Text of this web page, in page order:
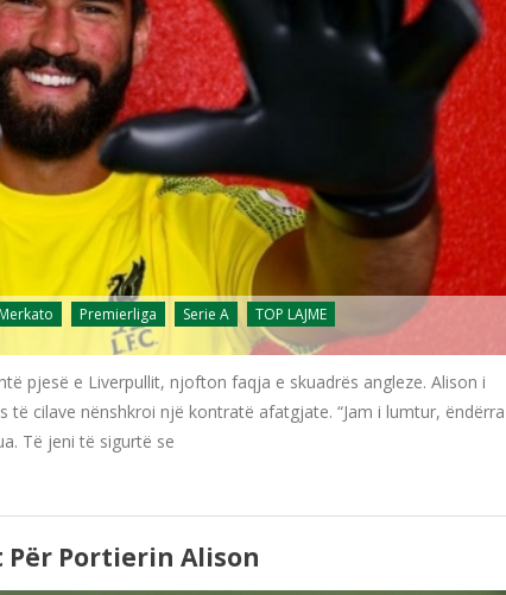
Merkato Premierliga Serie A TOP LAJME
pjesë e Liverpullit, njofton faqja e skuadrës angleze. Alison i
të cilave nënshkroi një kontratë afatgjate. “Jam i lumtur, ëndërra
Të jeni të sigurtë se
Portierin Alison